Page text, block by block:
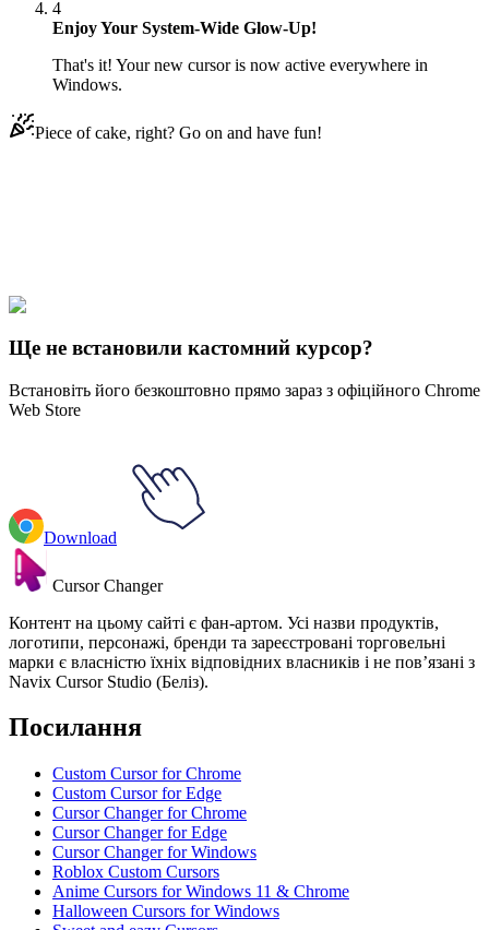
4
Enjoy Your System-Wide Glow-Up!
That's it! Your new cursor is now active everywhere in
Windows.
Piece of cake, right? Go on and have fun!
Explore All Collections
Ще не встановили кастомний курсор?
Встановіть його безкоштовно прямо зараз з офіційного Chrome
Web Store
Download
Cursor Changer
Контент на цьому сайті є фан-артом. Усі назви продуктів,
логотипи, персонажі, бренди та зареєстровані торговельні
марки є власністю їхніх відповідних власників і не пов’язані з
Navix Cursor Studio (Беліз).
Посилання
Custom Cursor for Chrome
Custom Cursor for Edge
Cursor Changer for Chrome
Cursor Changer for Edge
Cursor Changer for Windows
Roblox Custom Cursors
Anime Cursors for Windows 11 & Chrome
Halloween Cursors for Windows